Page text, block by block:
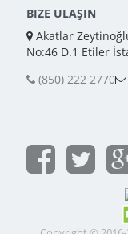
BIZE ULAŞIN
Akatlar
No:46 D.1 Etiler
(850) 222 2770